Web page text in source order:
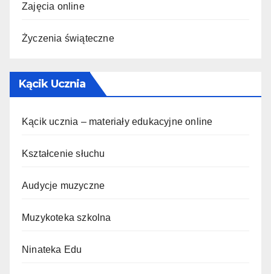
Zajęcia online
Życzenia świąteczne
Kącik Ucznia
Kącik ucznia – materiały edukacyjne online
Kształcenie słuchu
Audycje muzyczne
Muzykoteka szkolna
Ninateka Edu